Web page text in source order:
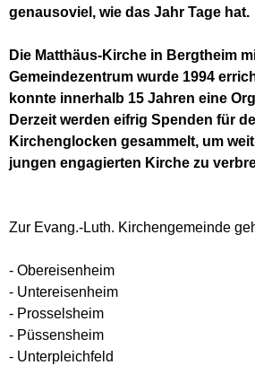
genausoviel, wie das Jahr Tage hat.
Die Matthäus-Kirche in Bergtheim
Gemeindezentrum wurde 1994
konnte innerhalb 15 Jahren eine
Derzeit werden eifrig Spenden für
Kirchenglocken gesammelt, um
jungen engagierten Kirche zu
Zur Evang.-Luth. Kirchengemeinde
- Obereisenheim
- Untereisenheim
- Prosselsheim
- Püssensheim
- Unterpleichfeld